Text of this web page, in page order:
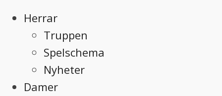
Herrar
Truppen
Spelschema
Nyheter
Damer